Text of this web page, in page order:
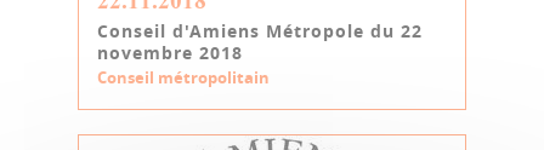
Conseil d'Amiens Métropole du 22
novembre 2018
Conseil métropolitain